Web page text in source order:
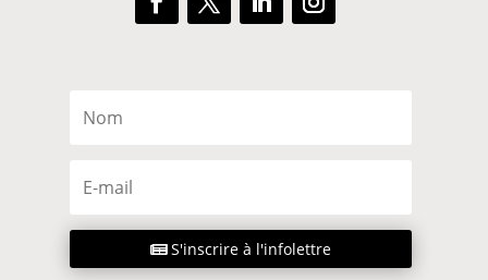
S'inscrire à l'infolettre